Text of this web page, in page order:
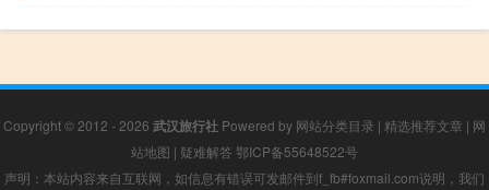
Copyright © 2012 - 2026 武汉旅行社 Powered by 网站分类目录 | 精选推荐文章 | 网
站地图 | 疑难解答 鄂ICP备55648522号
声明：本站内容来自互联网，如信息有错误可发邮件到f_fb#foxmail.com说明，我们